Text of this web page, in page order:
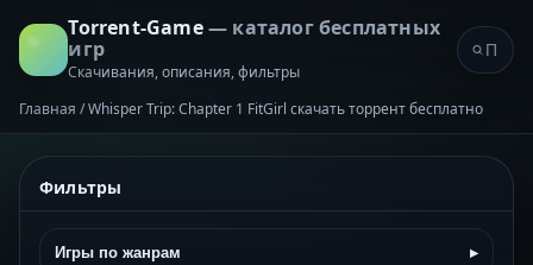
Torrent-Game— каталог бесплатных
игр
Скачивания, описания, фильтры
Главная /Whisper Trip: Chapter 1 FitGirl скачать торрент бесплатно
Фильтры
Игры по жанрам ▸